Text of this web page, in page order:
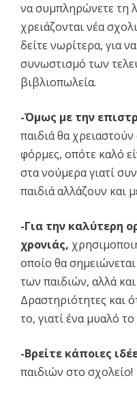
να συμπληρώνετε τη
χρειάζονται νέα
δείτε νωρίτερα, για
συνωστισμό των
βιβλιοπωλεία.
-Όμως με την
παιδιά θα
φόρμες, οπότε καλό
στα νούμερα γιατί
παιδιά αλλάζουν και
-Για την καλύτερη
χρονιάς,
οποίο θα
των παιδιών, αλλά
Δραστηριότητες και
το, γιατί ένα μυαλό
-Βρείτε κάποιες
παιδιών στο σχολείο!